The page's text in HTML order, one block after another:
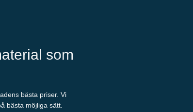
som
bästa priser. Vi
bästa möjliga sätt.